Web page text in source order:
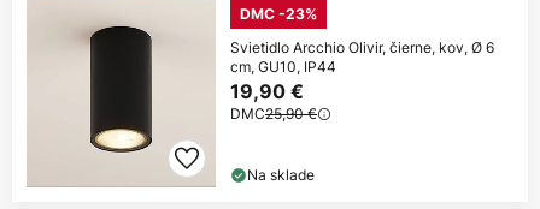
DMC -23%
Svietidlo Arcchio Olivir, čierne, kov, Ø 6
cm, GU10, IP44
19,90 €
DMC25,90 €
Na sklade